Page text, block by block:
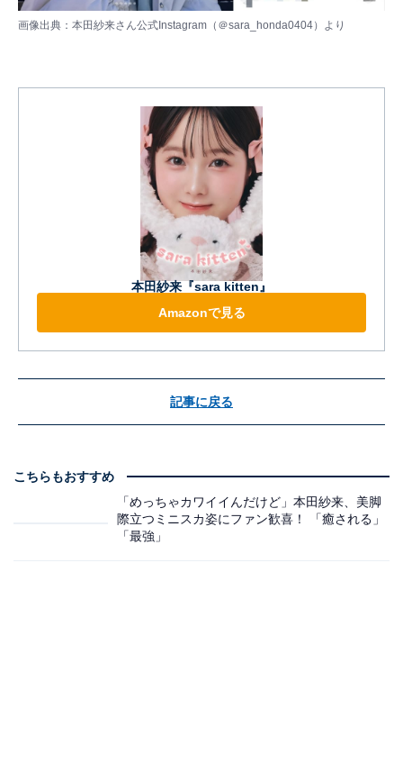
画像出典：本田紗来さん公式Instagram（ ＠sara_honda0404）より
本田紗来『sara kitten』
Amazonで見る
記事に戻る
こちらもおすすめ
「めっちゃカワイイんだけど」本田紗来、美脚
際立つミニスカ姿にファン歓喜！ 「癒される」
「最強」